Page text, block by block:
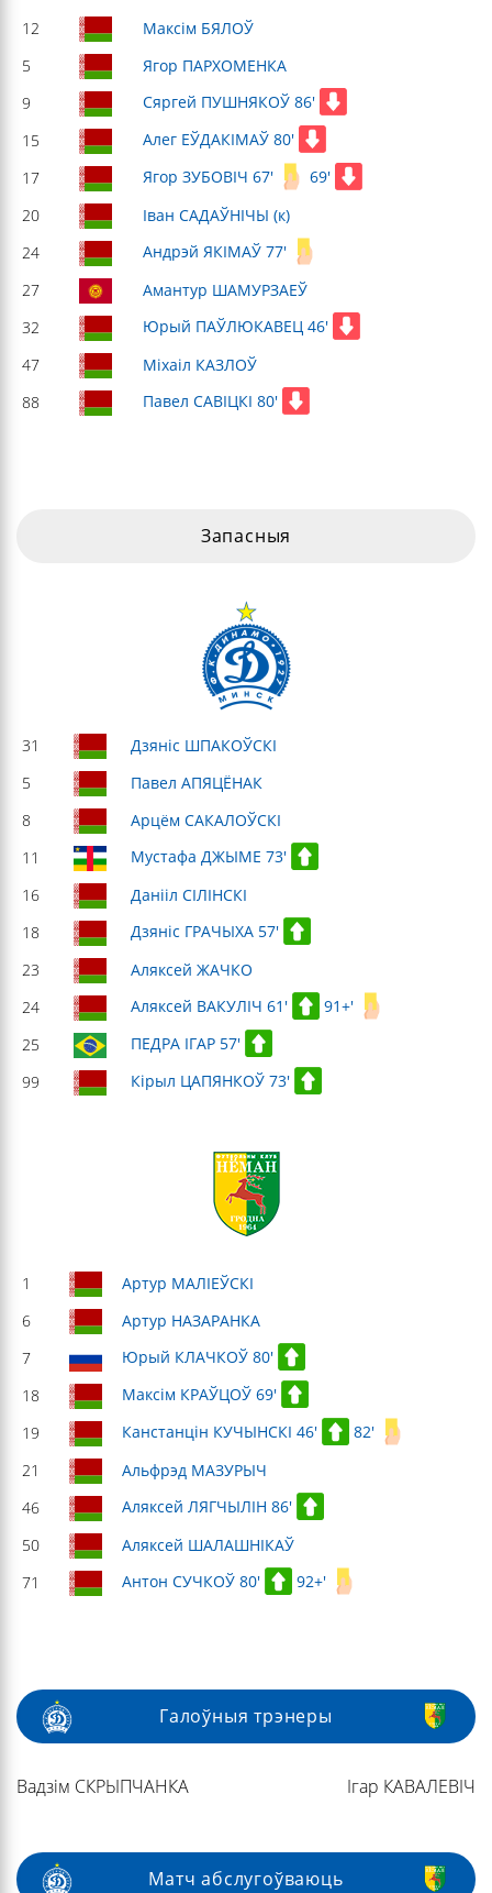
12
Максім БЯЛОЎ
5
Ягор ПАРХОМЕНКА
9
Сяргей ПУШНЯКОЎ 86'
15
Алег ЕЎДАКІМАЎ 80'
17
Ягор ЗУБОВІЧ 67'
69'
20
Іван САДАЎНІЧЫ (к)
24
Андрэй ЯКІМАЎ 77'
27
Амантур ШАМУРЗАЕЎ
32
Юрый ПАЎЛЮКАВЕЦ 46'
47
Міхаіл КАЗЛОЎ
88
Павел САВІЦКІ 80'
Запасныя
31
Дзяніс ШПАКОЎСКІ
5
Павел АПЯЦЁНАК
8
Арцём САКАЛОЎСКІ
11
Мустафа ДЖЫМЕ 73'
16
Данііл СІЛІНСКІ
18
Дзяніс ГРАЧЫХА 57'
23
Аляксей ЖАЧКО
24
Аляксей ВАКУЛІЧ 61'
91+'
25
ПЕДРА ІГАР 57'
99
Кірыл ЦАПЯНКОЎ 73'
1
Артур МАЛІЕЎСКІ
6
Артур НАЗАРАНКА
7
Юрый КЛАЧКОЎ 80'
18
Максім КРАЎЦОЎ 69'
19
Канстанцін КУЧЫНСКІ 46'
82'
21
Альфрэд МАЗУРЫЧ
46
Аляксей ЛЯГЧЫЛІН 86'
50
Аляксей ШАЛАШНІКАЎ
71
Антон СУЧКОЎ 80' 92+'
Галоўныя трэнеры
Вадзім СКРЫПЧАНКА Ігар КАВАЛЕВІЧ
Матч абслугоўваюць